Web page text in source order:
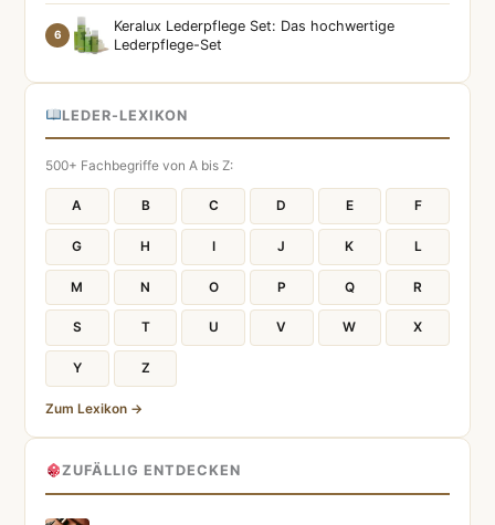
6
Keralux Lederpflege Set: Das hochwertige
Lederpflege-Set
LEDER-LEXIKON
500+ Fachbegriffe von A bis Z:
A B C D E F
G H I J K L
M N O P Q R
S T U V W X
Y Z
Zum Lexikon →
ZUFÄLLIG ENTDECKEN